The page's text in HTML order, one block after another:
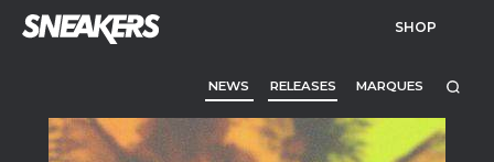
SHOP
NEWS RELEASES MARQUES